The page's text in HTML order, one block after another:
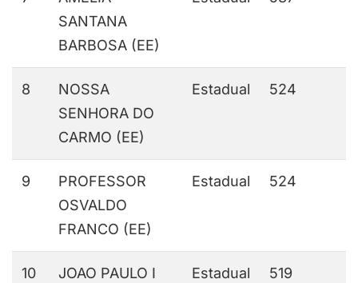
SANTANA
BARBOSA (EE)
8
NOSSA
SENHORA DO
CARMO (EE)
Estadual 524
9
PROFESSOR
OSVALDO
FRANCO (EE)
Estadual 524
10
JOAO PAULO I
Estadual 519